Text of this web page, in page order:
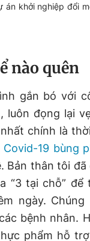
khởi nghiệp đổi
nào quên
gắn bó với
luôn đọng lại
chính là
Covid-19 bùng
Bản thân tôi đã
“3 tại chỗ” để
ngày.
bệnh nhân.
phẩm hỗ trợ